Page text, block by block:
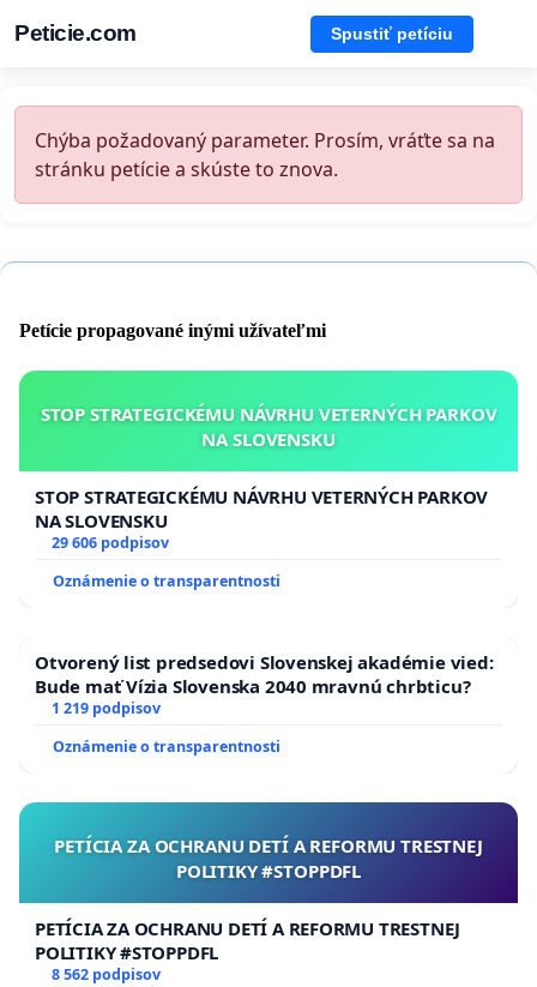
Peticie.com Spustiť petíciu
Chýba požadovaný parameter. Prosím, vráťte sa na
stránku petície a skúste to znova.
Petície propagované inými užívateľmi
STOP STRATEGICKÉMU NÁVRHU VETERNÝCH PARKOV
NA SLOVENSKU
STOP STRATEGICKÉMU NÁVRHU VETERNÝCH PARKOV
NA SLOVENSKU
29 606 podpisov
Oznámenie o transparentnosti
Otvorený list predsedovi Slovenskej akadémie vied:
Bude mať Vízia Slovenska 2040 mravnú chrbticu?
1 219 podpisov
Oznámenie o transparentnosti
PETÍCIA ZA OCHRANU DETÍ A REFORMU TRESTNEJ
POLITIKY #STOPPDFL
PETÍCIA ZA OCHRANU DETÍ A REFORMU TRESTNEJ
POLITIKY #STOPPDFL
8 562 podpisov